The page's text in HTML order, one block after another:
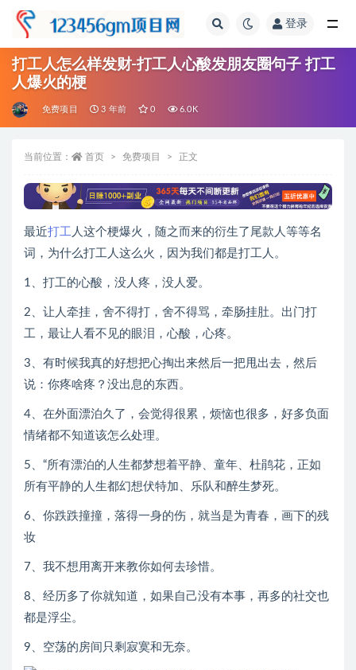
登录
打工人怎么样发财-打工人心酸发朋友圈句子 打工
人爆火的梗
免费项目 3 年前 0 6.0K
当前位置： 首页 免费项目 正文
最近打工人这个梗爆火，随之而来的衍生了尾款人等等名
词，为什么打工人这么火，因为我们都是打工人。
1、打工的心酸，没人疼，没人爱。
2、让人牵挂，舍不得打，舍不得骂，牵肠挂肚。出门打
工，最让人看不见的眼泪，心酸，心疼。
3、有时候我真的好想把心掏出来然后一把甩出去，然后
说：你疼啥疼？没出息的东西。
4、在外面漂泊久了，会觉得很累，烦恼也很多，好多负面
情绪都不知道该怎么处理。
5、“所有漂泊的人生都梦想着平静、童年、杜鹃花，正如
所有平静的人生都幻想伏特加、乐队和醉生梦死。
6、你跌跌撞撞，落得一身的伤，就当是为青春，画下的残
妆
7、我不想用离开来教你如何去珍惜。
8、经历多了你就知道，如果自己没有本事，再多的社交也
都是浮尘。
9、空荡的房间只剩寂寞和无奈。